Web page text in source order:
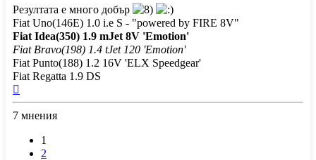
Резултата е много добър
Fiat Uno(146E) 1.0 i.e S - "powered by FIRE 8V"
Fiat Idea(350) 1.9 mJet 8V 'Emotion'
Fiat Bravo(198) 1.4 tJet 120 'Emotion'
Fiat Punto(188) 1.2 16V 'ELX Speedgear'
Fiat Regatta 1.9 DS
се
в
7 мнения
1
2